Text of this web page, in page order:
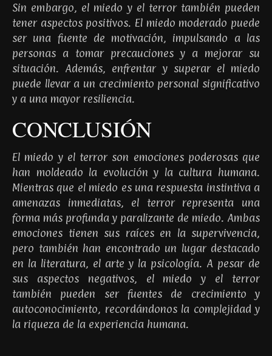
Sin embargo, el miedo y el terror también pueden
tener aspectos positivos. El miedo moderado puede
ser una fuente de motivación, impulsando a las
personas a tomar precauciones y a mejorar su
situación. Además, enfrentar y superar el miedo
puede llevar a un crecimiento personal significativo
y a una mayor resiliencia.
CONCLUSIÓN
El miedo y el terror son emociones poderosas que
han moldeado la evolución y la cultura humana.
Mientras que el miedo es una respuesta instintiva a
amenazas inmediatas, el terror representa una
forma más profunda y paralizante de miedo. Ambas
emociones tienen sus raíces en la supervivencia,
pero también han encontrado un lugar destacado
en la literatura, el arte y la psicología. A pesar de
sus aspectos negativos, el miedo y el terror
también pueden ser fuentes de crecimiento y
autoconocimiento, recordándonos la complejidad y
la riqueza de la experiencia humana.